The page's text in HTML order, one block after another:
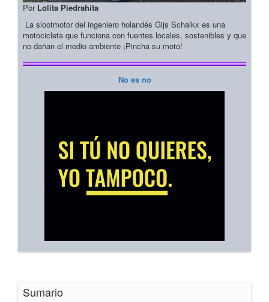
Por Lolita Piedrahita
La slootmotor del ingeniero holandés Gijs Schalkx es una
motocicleta que funciona con fuentes locales, sostenibles y que
no dañan el medio ambiente ¡Pincha su moto!
No es no
Sumario